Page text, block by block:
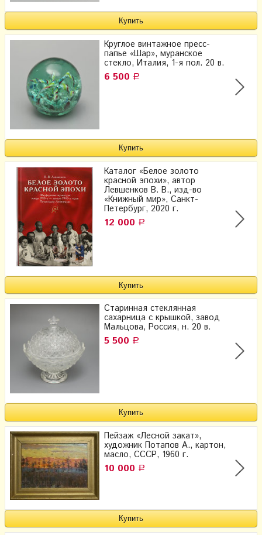
Круглое винтажное пресс-
папье «Шар», муранское
стекло, Италия, 1-я пол. 20 в.
6 500 Р
Каталог «Белое золото
красной эпохи», автор
Левшенков В. В., изд-во
«Книжный мир», Санкт-
Петербург, 2020 г.
12 000 Р
Старинная стеклянная
сахарница с крышкой, завод
Мальцова, Россия, н. 20 в.
5 500 Р
Пейзаж «Лесной закат»,
художник Потапов А., картон,
масло, СССР, 1960 г.
10 000 Р